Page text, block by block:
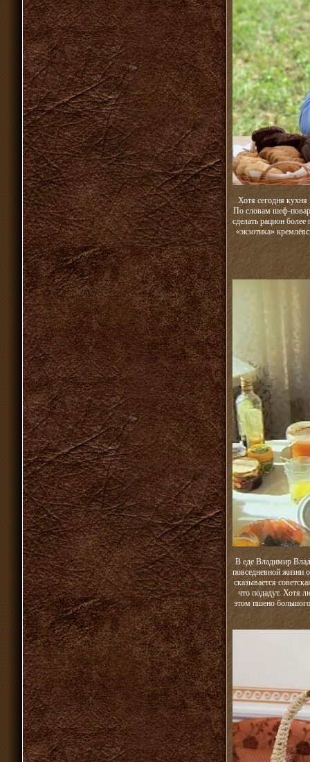
Хотя сегодня
По словам шеф-
сделать рацион
«экзотика»
В еде Владимир
повседневной жизни
сказывается
что подадут. Хотя
этом пшено большого